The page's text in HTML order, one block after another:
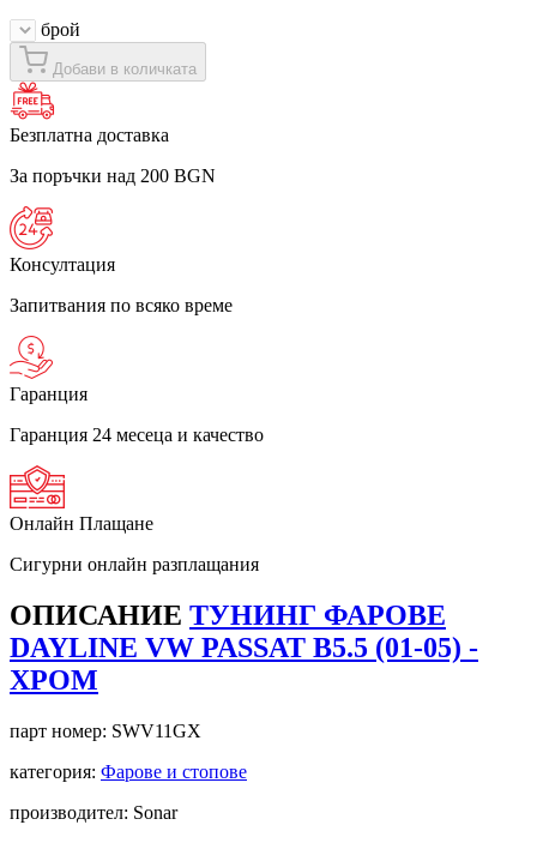
брой
Добави в количката
Безплатна доставка
За поръчки над 200 BGN
Консултация
Запитвания по всяко време
Гаранция
Гаранция 24 месеца и качество
Онлайн Плащане
Сигурни онлайн разплащания
ОПИСАНИЕ ТУНИНГ ФАРОВЕ
DAYLINE VW PASSAT B5.5 (01-05) -
ХРОМ
парт номер: SWV11GX
категория: Фарове и стопове
производител: Sonar